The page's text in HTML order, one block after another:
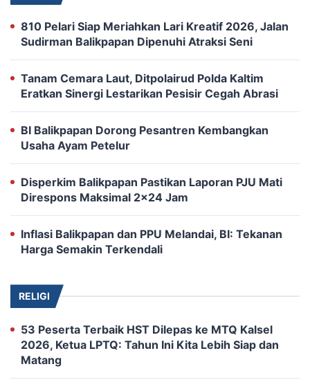
810 Pelari Siap Meriahkan Lari Kreatif 2026, Jalan
Sudirman Balikpapan Dipenuhi Atraksi Seni
Tanam Cemara Laut, Ditpolairud Polda Kaltim
Eratkan Sinergi Lestarikan Pesisir Cegah Abrasi
BI Balikpapan Dorong Pesantren Kembangkan
Usaha Ayam Petelur
Disperkim Balikpapan Pastikan Laporan PJU Mati
Direspons Maksimal 2×24 Jam
Inflasi Balikpapan dan PPU Melandai, BI: Tekanan
Harga Semakin Terkendali
RELIGI
53 Peserta Terbaik HST Dilepas ke MTQ Kalsel
2026, Ketua LPTQ: Tahun Ini Kita Lebih Siap dan
Matang ‎